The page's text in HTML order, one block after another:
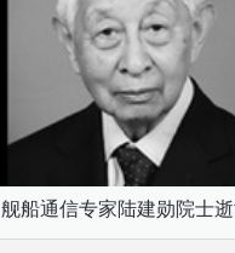
舰船通信专家陆建勋院士